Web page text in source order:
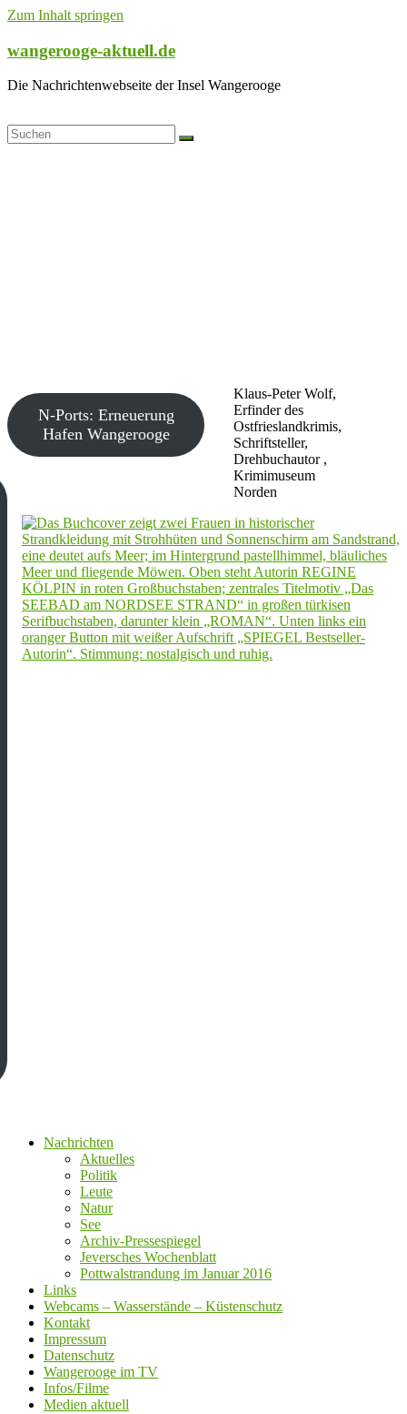
Zum Inhalt springen
wangerooge-aktuell.de
Die Nachrichtenwebseite der Insel Wangerooge
Klaus-Peter Wolf,
Erfinder des
Ostfrieslandkrimis,
Schriftsteller,
Drehbuchautor ,
Krimimuseum
Norden
N-Ports: Erneuerung
Hafen Wangerooge
Nachrichten
Aktuelles
Politik
Leute
Natur
See
Archiv-Pressespiegel
Jeversches Wochenblatt
Pottwalstrandung im Januar 2016
Links
Webcams – Wasserstände – Küstenschutz
Kontakt
Impressum
Datenschutz
Wangerooge im TV
Infos/Filme
Medien aktuell